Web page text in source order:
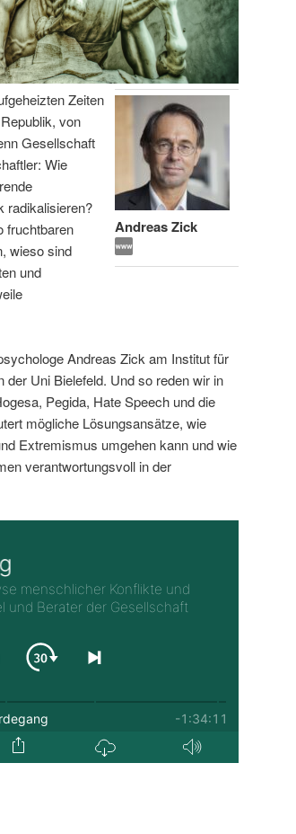
Andreas Zick
Zeiten
von
Gesellschaft
Wie
radikalisieren?
fruchtbaren
wieso sind
und
Andreas Zick am Institut für
Uni Bielefeld. Und so reden wir in
Pegida, Hate Speech und die
mögliche Lösungsansätze, wie
Extremismus umgehen kann und wie
verantwortungsvoll in der